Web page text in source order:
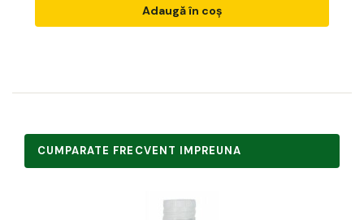
Adaugă în coș
CUMPARATE FRECVENT IMPREUNA